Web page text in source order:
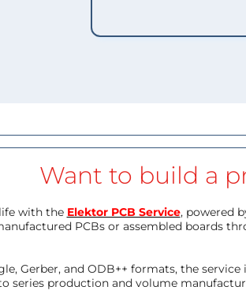
Want to build a
with the Elektor PCB Service, powered
PCBs or assembled boards
Gerber, and ODB++ formats, the
series production and volume